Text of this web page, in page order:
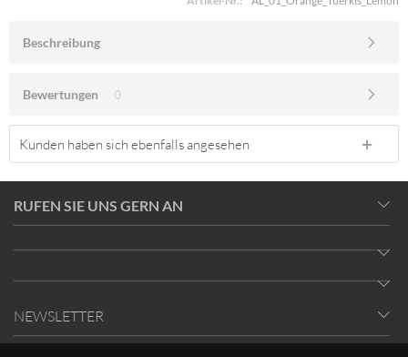
Beschreibung
Bewertungen 0
Kunden haben sich ebenfalls angesehen
RUFEN SIE UNS GERN AN
NEWSLETTER